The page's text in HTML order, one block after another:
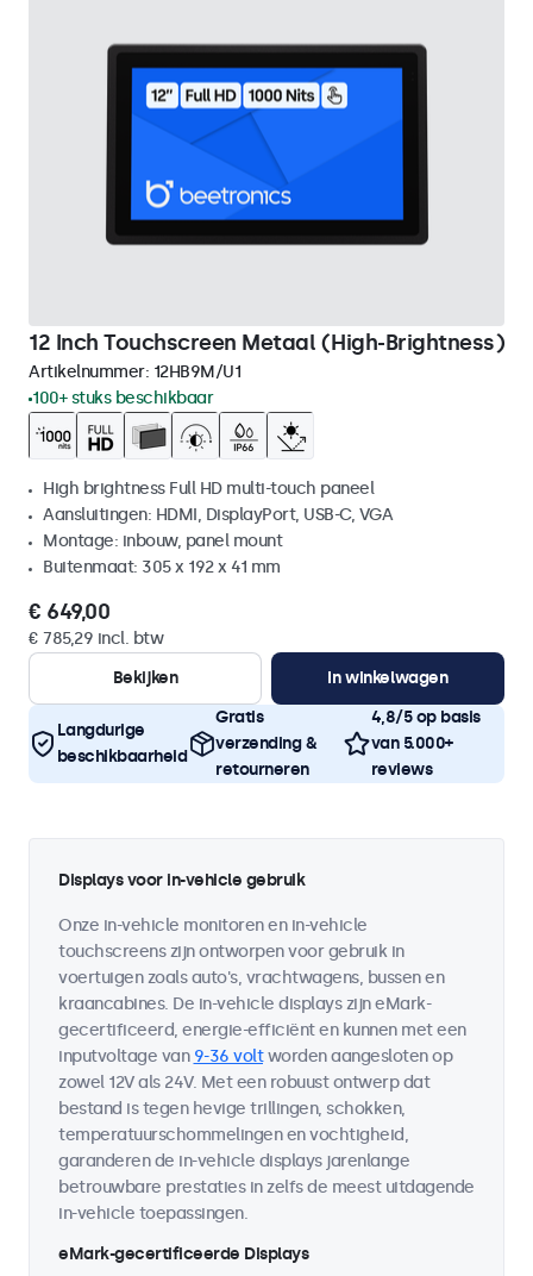
12 Inch Touchscreen Metaal (High-Brightness)
Artikelnummer: 12HB9M/U1
100+ stuks beschikbaar
High brightness Full HD multi-touch paneel
Aansluitingen: HDMI, DisplayPort, USB-C, VGA
Montage: inbouw, panel mount
Buitenmaat: 305 x 192 x 41 mm
€ 649,00
€ 785,29 incl. btw
Bekijken
In winkelwagen
Langdurige
beschikbaarheid
Gratis
verzending &
retourneren
4,8/5 op basis
van 5.000+
reviews
Displays voor in-vehicle gebruik
Onze in-vehicle monitoren en in-vehicle
touchscreens zijn ontworpen voor gebruik in
voertuigen zoals auto's, vrachtwagens, bussen en
kraancabines. De in-vehicle displays zijn eMark-
gecertificeerd, energie-efficiënt en kunnen met een
inputvoltage van 9-36 voltworden aangesloten op
zowel 12V als 24V. Met een robuust ontwerp dat
bestand is tegen hevige trillingen, schokken,
temperatuurschommelingen en vochtigheid,
garanderen de in-vehicle displays jarenlange
betrouwbare prestaties in zelfs de meest uitdagende
in-vehicle toepassingen.
eMark-gecertificeerde Displays